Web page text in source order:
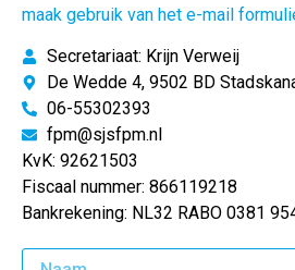
maak gebruik van het e-mail
Secretariaat: Krijn Verweij
De Wedde 4, 9502 BD
06-55302393
fpm@sjsfpm.nl
KvK: 92621503
Fiscaal nummer: 866119218
Bankrekening: NL32 RABO 0381